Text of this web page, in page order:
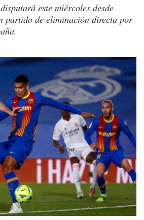
este miércoles desde
partido de eliminación directa por